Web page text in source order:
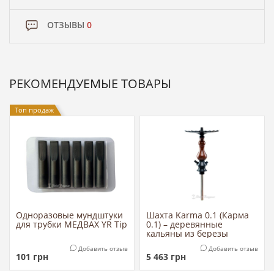
ОТЗЫВЫ 0
РЕКОМЕНДУЕМЫЕ ТОВАРЫ
Топ продаж
Одноразовые мундштуки
для трубки МЕДВАХ YR Tip
101 грн
Добавить отзыв
Шахта Karma 0.1 (Карма
0.1) – деревянные
кальяны из березы
5 463 грн
Добавить отзыв